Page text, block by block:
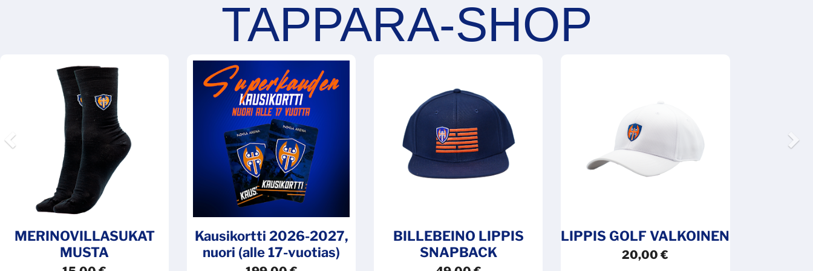
MERINOVILLASUKAT
MUSTA
Kausikortti 2026-2027,
nuori (alle 17-vuotias)
BILLEBEINO LIPPIS
SNAPBACK
LIPPIS GOLF VALKOINEN
20,00 €